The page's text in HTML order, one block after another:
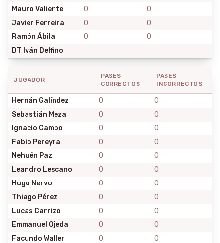
Mauro Valiente
0
0
Javier Ferreira
0
0
Ramón Ábila
0
0
DT Iván Delfino
JUGADOR
PASES
CORRECTOS
PASES
INCORRECTOS
Hernán Galíndez 0
0
Sebastián Meza
0
0
Ignacio Campo
0
0
Fabio Pereyra
0
0
Nehuén Paz
0
0
Leandro Lescano
0
0
Hugo Nervo
0
0
Thiago Pérez
0
0
Lucas Carrizo
0
0
Emmanuel Ojeda
0
0
Facundo Waller
0
0